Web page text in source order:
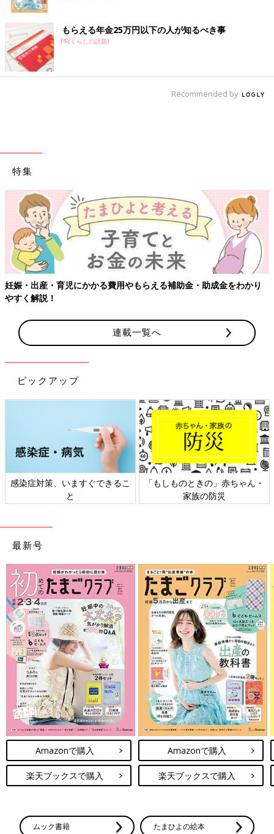
もらえる年金25万円以下の人が知るべき事
PR(くらしの話題)
Recommended by
特集
費用やもらえる補助金・助成金をわかり
【ワクチン接種できる
連載一覧へ
ピックアップ
ぐできるこ
「もしものときの」赤ちゃん・
日本外来小児科学
最新号
Amazonで購入
楽天ブックスで購入
Amazonで購入
楽天ブックスで購入
ムック書籍 たまひよの絵本